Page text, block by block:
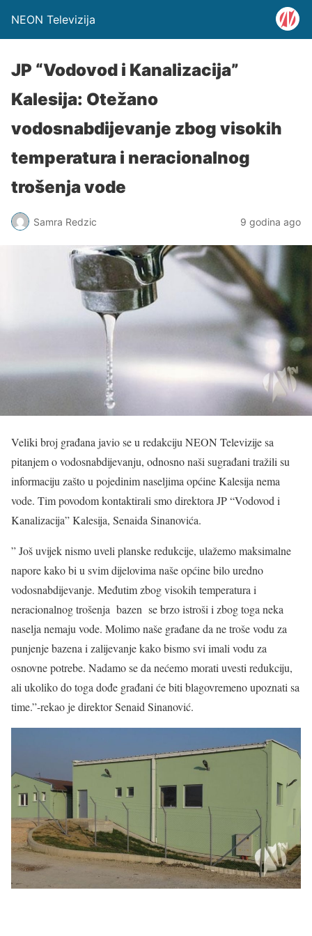
NEON Televizija
JP “Vodovod i Kanalizacija”
Kalesija: Otežano
vodosnabdijevanje zbog visokih
temperatura i neracionalnog
trošenja vode
Samra Redzic 9 godina ago
Veliki broj građana javio se u redakciju NEON Televizije sa
pitanjem o vodosnabdijevanju, odnosno naši sugrađani tražili su
informaciju zašto u pojedinim naseljima općine Kalesija nema
vode. Tim povodom kontaktirali smo direktora JP “Vodovod i
Kanalizacija” Kalesija, Senaida Sinanovića.
” Još uvijek nismo uveli planske redukcije, ulažemo maksimalne
napore kako bi u svim dijelovima naše općine bilo uredno
vodosnabdijevanje. Međutim zbog visokih temperatura i
neracionalnog trošenja bazen se brzo istroši i zbog toga neka
naselja nemaju vode. Molimo naše građane da ne troše vodu za
punjenje bazena i zalijevanje kako bismo svi imali vodu za
osnovne potrebe. Nadamo se da nećemo morati uvesti redukciju,
ali ukoliko do toga dođe građani će biti blagovremeno upoznati sa
time.”-rekao je direktor Senaid Sinanović.